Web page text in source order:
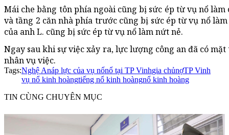
Mái che bằng tôn phía ngoài cũng bị sức ép từ vụ nổ làm
và tầng 2 căn nhà phía trước cũng bị sức ép từ vụ nổ
của anh L. cũng bị sức ép từ vụ nổ làm nứt nẻ.
Ngay sau khi sự việc xảy ra, lực lượng công an đã có
nhân vụ việc.
Tags:Nghệ Anáp lực của vụ nổnổ tại TP Vinhgia chủnợTP Vinh
vụ nổ kinh hoàngtiếng nổ kinh hoàngnổ kinh hoàng
TIN CÙNG CHUYÊN MỤC